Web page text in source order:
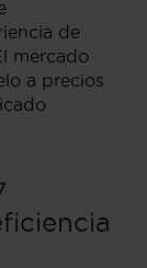
de
mercado
a precios